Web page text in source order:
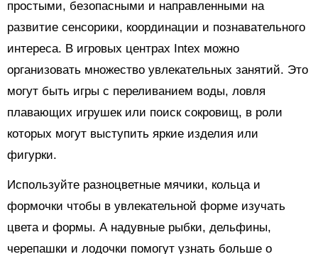
простыми, безопасными и направленными на
развитие сенсорики, координации и познавательного
интереса. В игровых центрах Intex можно
организовать множество увлекательных занятий. Это
могут быть игры с переливанием воды, ловля
плавающих игрушек или поиск сокровищ, в роли
которых могут выступить яркие изделия или
фигурки.
Используйте разноцветные мячики, кольца и
формочки чтобы в увлекательной форме изучать
цвета и формы. А надувные рыбки, дельфины,
черепашки и лодочки помогут узнать больше о